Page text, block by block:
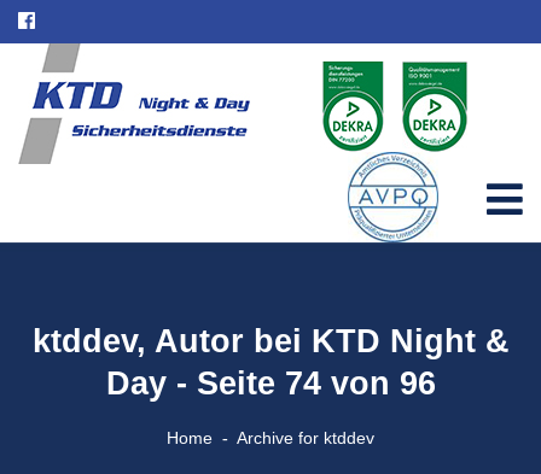
ktddev, Autor bei KTD Night &
Day - Seite 74 von 96
Home Archive for ktddev